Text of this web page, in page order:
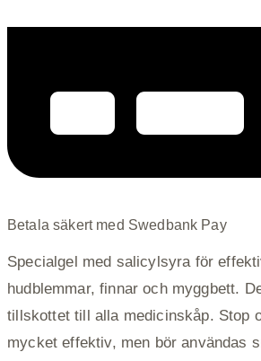
Betala säkert med Swedbank Pay
Specialgel med salicylsyra för
hudblemmar, finnar och myggbett.
tillskottet till alla medicinskåp. Stop
mycket effektiv, men bör användas